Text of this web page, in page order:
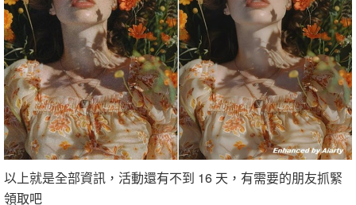
以上就是全部資訊，活動還有不到 16 天，有需要的朋友抓緊
領取吧